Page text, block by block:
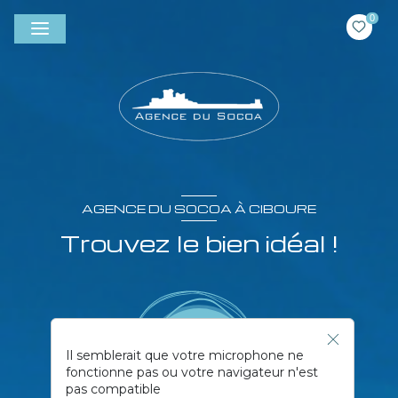
0
AGENCE DU SOCOA À CIBOURE
Trouvez le bien idéal !
Il semblerait que votre microphone ne
fonctionne pas ou votre navigateur n'est
pas compatible